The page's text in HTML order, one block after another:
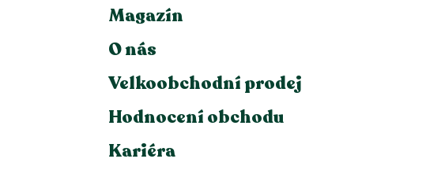
Magazín
O nás
Velkoobchodní prodej
Hodnocení obchodu
Kariéra